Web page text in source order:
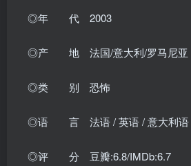
◎年 代 2003
◎产 地 法国/意大利/罗马尼亚
◎类 别 恐怖
◎语 言 法语 / 英语 / 意大利语
◎评 分 豆瓣:6.8/IMDb:6.7